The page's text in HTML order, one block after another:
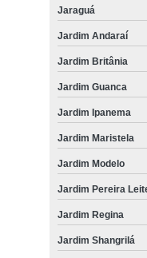
Jaraguá
Jardim Andaraí
Jardim Britânia
Jardim Guanca
Jardim Ipanema
Jardim Maristela
Jardim Modelo
Jardim Pereira
Jardim Regina
Jardim Shangrilá